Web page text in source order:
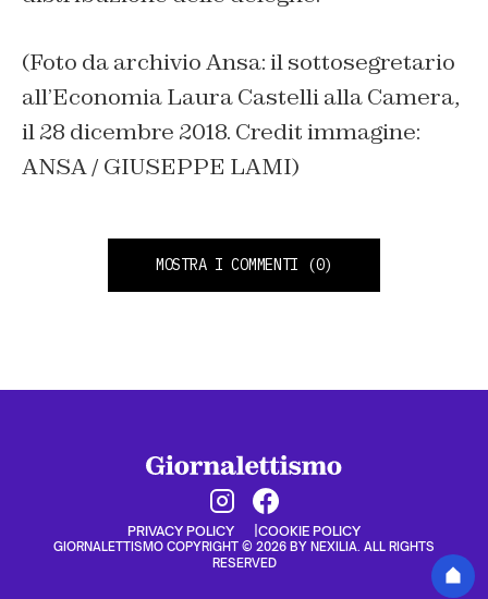
(Foto da archivio Ansa: il sottosegretario
all’Economia Laura Castelli alla Camera,
il 28 dicembre 2018. Credit immagine:
ANSA / GIUSEPPE LAMI)
MOSTRA I COMMENTI (0)
PRIVACY POLICY COOKIE POLICY
GIORNALETTISMO COPYRIGHT © 2026 BY NEXILIA. ALL RIGHTS
RESERVED